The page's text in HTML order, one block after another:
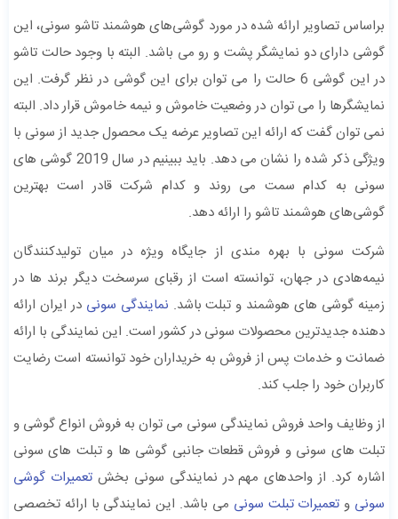
براساس تصاویر ارائه شده در مورد گوشی‌های هوشمند تاشو سونی، این
گوشی دارای دو نمایشگر پشت و رو می باشد. البته با وجود حالت تاشو
در این گوشی 6 حالت را می توان برای این گوشی در نظر گرفت. این
نمایشگرها را می توان در وضعیت خاموش و نیمه خاموش قرار داد. البته
نمی توان گفت که ارائه این تصاویر عرضه یک محصول جدید از سونی با
ویژگی ذکر شده را نشان می دهد. باید ببینیم در سال 2019 گوشی های
سونی به کدام سمت می روند و کدام شرکت قادر است بهترین
گوشی‌های هوشمند تاشو را ارائه دهد.
شرکت سونی با بهره مندی از جایگاه ویژه در میان تولیدکنندگان
نیمه‌هادی در جهان، توانسته است از رقبای سرسخت دیگر برند ها در
زمینه گوشی های هوشمند و تبلت باشد. نمایندگی سونی در ایران ارائه
دهنده جدیدترین محصولات سونی در کشور است. این نمایندگی با ارائه
ضمانت و خدمات پس از فروش به خریداران خود توانسته است رضایت
کاربران خود را جلب کند.
از وظایف واحد فروش نمایندگی سونی می توان به فروش انواع گوشی و
تبلت های سونی و فروش قطعات جانبی گوشی ها و تبلت های سونی
اشاره کرد. از واحدهای مهم در نمایندگی سونی بخشتعمیرات گوشی
سونی و تعمیرات تبلت سونی می باشد. این نمایندگی با ارائه تخصصی